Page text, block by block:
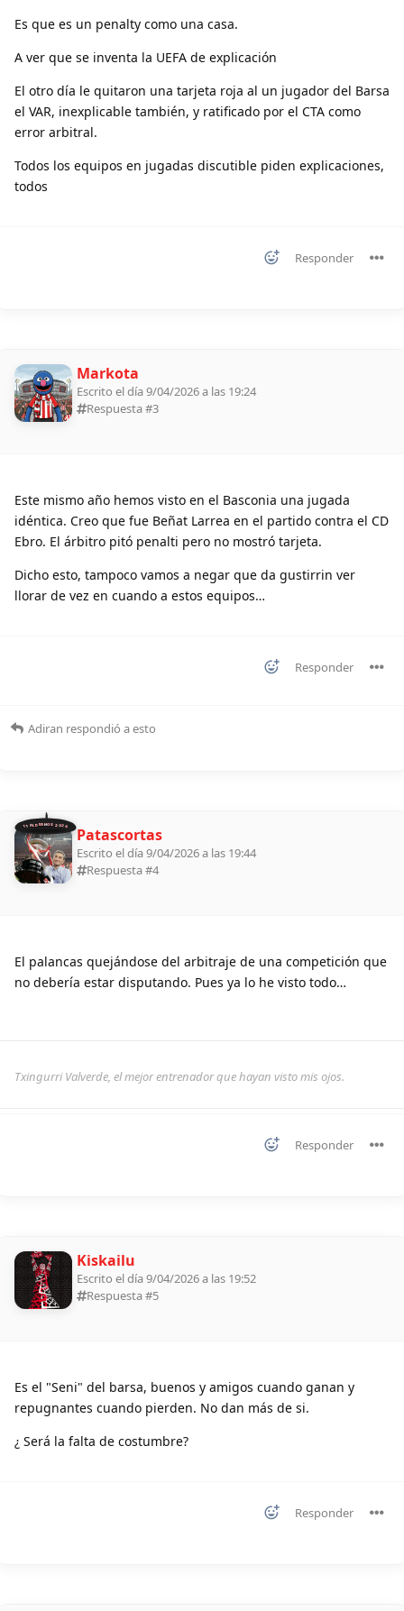
Es que es un penalty como una casa.
A ver que se inventa la UEFA de explicación
El otro día le quitaron una tarjeta roja al un jugador del Barsa
el VAR, inexplicable también, y ratificado por el CTA como
error arbitral.
Todos los equipos en jugadas discutible piden explicaciones,
todos
Responder
Markota
Escrito el día 9/04/2026 a las 19:24
Respuesta #3
Este mismo año hemos visto en el Basconia una jugada
idéntica. Creo que fue Beñat Larrea en el partido contra el CD
Ebro. El árbitro pitó penalti pero no mostró tarjeta.
Dicho esto, tampoco vamos a negar que da gustirrin ver
llorar de vez en cuando a estos equipos…
Responder
Adiran respondió a esto
11 ALDEANOS 2026 Patascortas
Escrito el día 9/04/2026 a las 19:44
Respuesta #4
El palancas quejándose del arbitraje de una competición que
no debería estar disputando. Pues ya lo he visto todo…
Txingurri Valverde, el mejor entrenador que hayan visto mis ojos.
Responder
Kiskailu
Escrito el día 9/04/2026 a las 19:52
Respuesta #5
Es el "Seni" del barsa, buenos y amigos cuando ganan y
repugnantes cuando pierden. No dan más de si.
¿ Será la falta de costumbre?
Responder